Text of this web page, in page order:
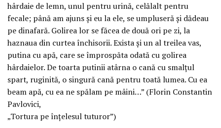
hârdaie de lemn, unul pentru urină, celălalt pentru
fecale; până am ajuns și eu la ele, se umpluseră și dădeau
pe dinafară. Golirea lor se făcea de două ori pe zi, la
haznaua din curtea închisorii. Exista și un al treilea vas,
putina cu apă, care se împrospăta odată cu golirea
hârdaielor. De toarta putinii atârna o cană cu smalțul
spart, ruginită, o singură cană pentru toată lumea. Cu ea
beam apă, cu ea ne spălam pe mâini…” (Florin Constantin
Pavlovici,
„Tortura pe înțelesul tuturor”)